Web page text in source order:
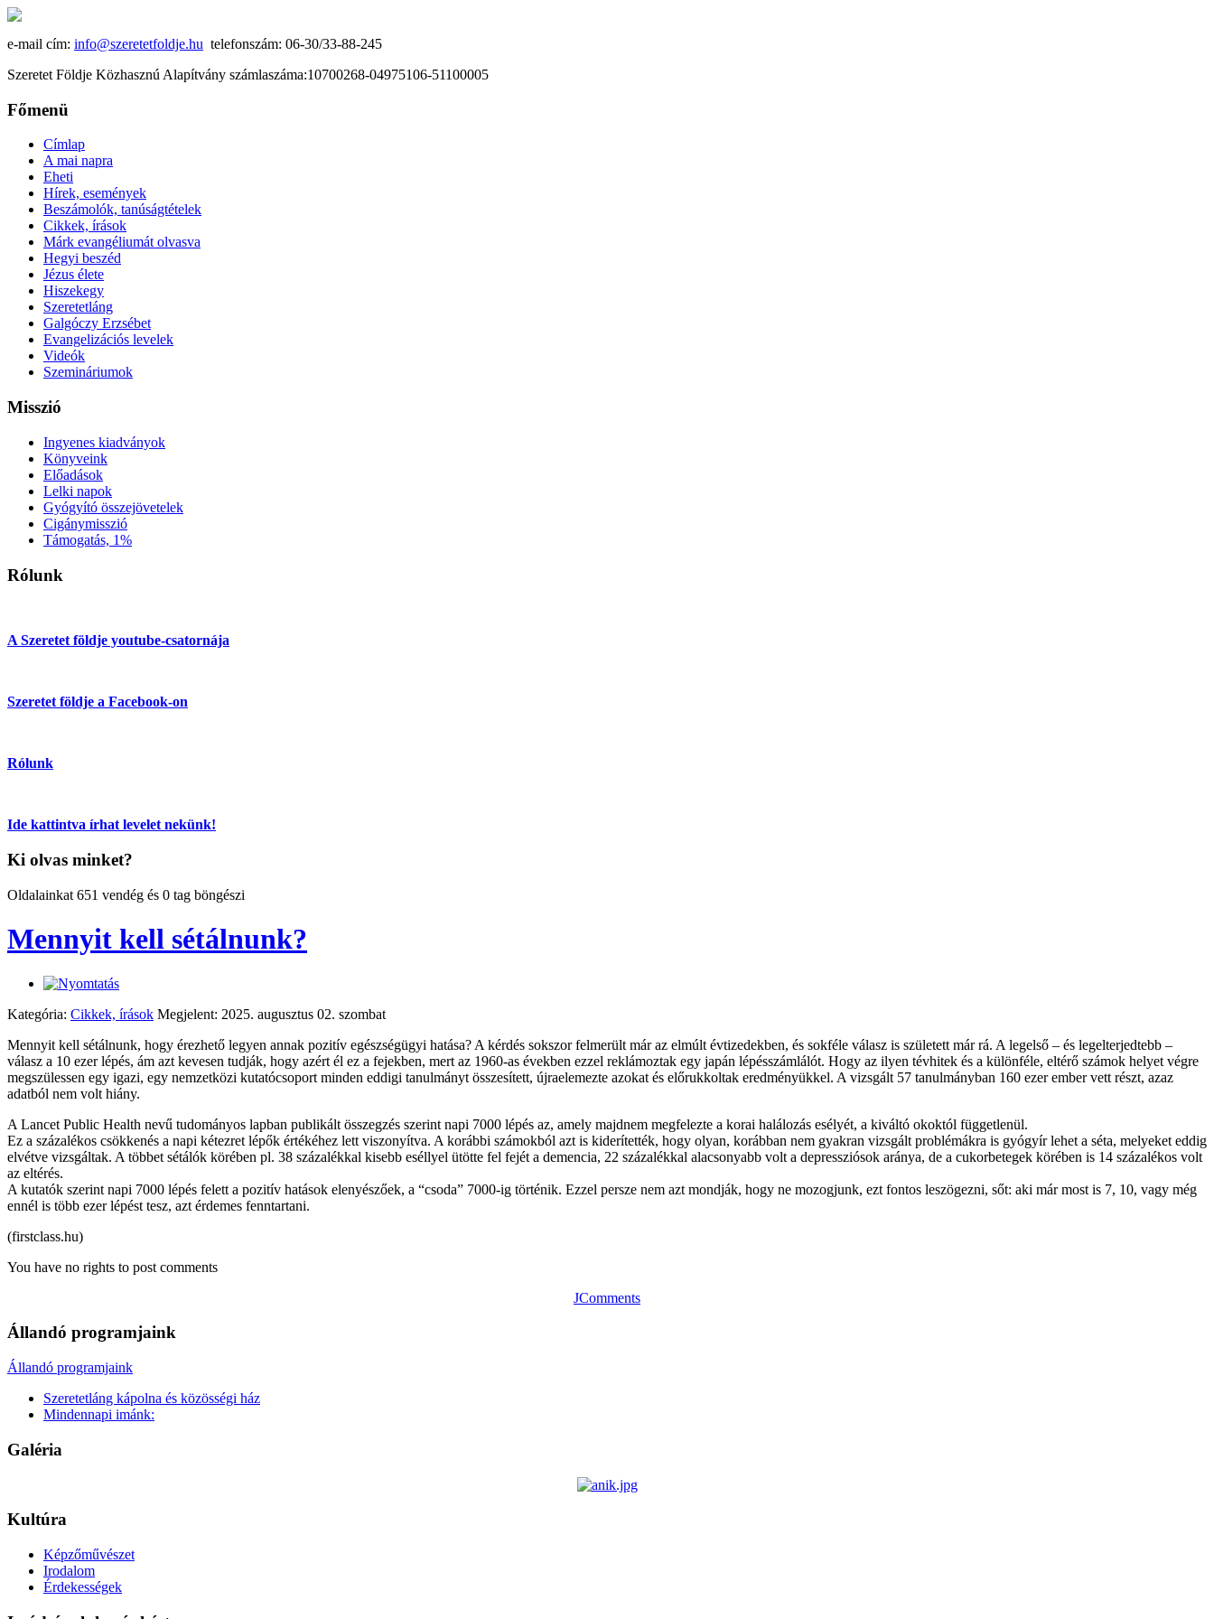
e-mail cím: info@szeretetfoldje.hu telefonszám: 06-30/33-88-245
Szeretet Földje Közhasznú Alapítvány számlaszáma:10700268-04975106-51100005
Főmenü
Címlap
A mai napra
Eheti
Hírek, események
Beszámolók, tanúságtételek
Cikkek, írások
Márk evangéliumát olvasva
Hegyi beszéd
Jézus élete
Hiszekegy
Szeretetláng
Galgóczy Erzsébet
Evangelizációs levelek
Videók
Szemináriumok
Misszió
Ingyenes kiadványok
Könyveink
Előadások
Lelki napok
Gyógyító összejövetelek
Cigánymisszió
Támogatás, 1%
Rólunk
A Szeretet földje youtube-csatornája
Szeretet földje a Facebook-on
Rólunk
Ide kattintva írhat levelet nekünk!
Ki olvas minket?
Oldalainkat 651 vendég és 0 tag böngészi
Mennyit kell sétálnunk?
Kategória: Cikkek, írások Megjelent: 2025. augusztus 02. szombat
Mennyit kell sétálnunk, hogy érezhető legyen annak pozitív egészségügyi hatása? A kérdés sokszor felmerült már az elmúlt évtizedekben, és sokféle válasz is született már rá. A legelső – és legelterjedtebb –
válasz a 10 ezer lépés, ám azt kevesen tudják, hogy azért él ez a fejekben, mert az 1960-as években ezzel reklámoztak egy japán lépésszámlálót. Hogy az ilyen tévhitek és a különféle, eltérő számok helyet végre
megszülessen egy igazi, egy nemzetközi kutatócsoport minden eddigi tanulmányt összesített, újraelemezte azokat és előrukkoltak eredményükkel. A vizsgált 57 tanulmányban 160 ezer ember vett részt, azaz
adatból nem volt hiány.
A Lancet Public Health nevű tudományos lapban publikált összegzés szerint napi 7000 lépés az, amely majdnem megfelezte a korai halálozás esélyét, a kiváltó okoktól függetlenül.
Ez a százalékos csökkenés a napi kétezret lépők értékéhez lett viszonyítva. A korábbi számokból azt is kiderítették, hogy olyan, korábban nem gyakran vizsgált problémákra is gyógyír lehet a séta, melyeket eddig
elvétve vizsgáltak. A többet sétálók körében pl. 38 százalékkal kisebb eséllyel ütötte fel fejét a demencia, 22 százalékkal alacsonyabb volt a depressziósok aránya, de a cukorbetegek körében is 14 százalékos volt
az eltérés.
A kutatók szerint napi 7000 lépés felett a pozitív hatások elenyészőek, a “csoda” 7000-ig történik. Ezzel persze nem azt mondják, hogy ne mozogjunk, ezt fontos leszögezni, sőt: aki már most is 7, 10, vagy még
ennél is több ezer lépést tesz, azt érdemes fenntartani.
(firstclass.hu)
You have no rights to post comments
JComments
Állandó programjaink
Állandó programjaink
Szeretetláng kápolna és közösségi ház
Mindennapi imánk:
Galéria
Kultúra
Képzőművészet
Irodalom
Érdekességek